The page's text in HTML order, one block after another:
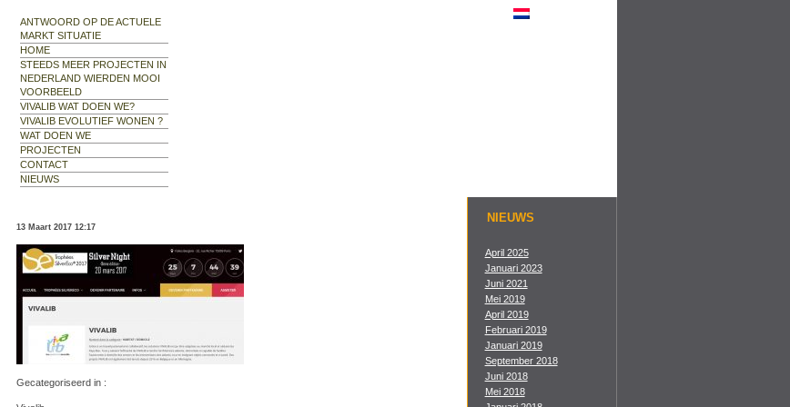
ANTWOORD OP DE ACTUELE
MARKT SITUATIE
HOME
STEEDS MEER PROJECTEN IN
NEDERLAND WIERDEN MOOI
VOORBEELD
VIVALIB WAT DOEN WE?
VIVALIB EVOLUTIEF WONEN ?
WAT DOEN WE
PROJECTEN
CONTACT
NIEUWS
13 Maart 2017 12:17
Gecategoriseerd in :
NIEUWS
April 2025
Januari 2023
Juni 2021
Mei 2019
April 2019
Februari 2019
Januari 2019
September 2018
Juni 2018
Mei 2018